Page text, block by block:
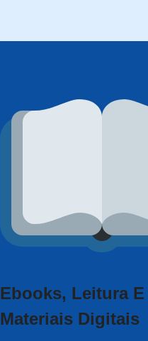
Ebooks, Leitura E
Materiais Digitais